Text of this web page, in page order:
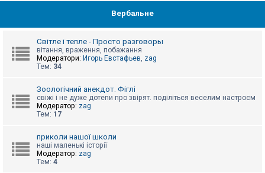
Вербальне
Світле і тепле - Просто разговоры
вітання, враження, побажання
Модератори: Игорь Евстафьев, zag
Тем: 34
Зоологічний анекдот. Фіглі
свіжі і не дуже дотепи про звірят. поділіться веселим настроєм
Модератор: zag
Тем: 17
приколи нашої школи
наші маленькі історії
Модератор: zag
Тем: 4